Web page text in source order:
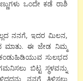
ಒಂದೇ ಕಡೆ ರಾಶಿ
ನನಗೆ, ಇದರ ಮಿಲನ,
ಮಾತು. ಈ ಜೇಡ ನಿಮ್ಮ
ಸುಲಭದ
ಬಿಟ್ಟ ಸ್ಥಳವನ್ನು
ನನಗೆ ತಿಳಿಸಲು